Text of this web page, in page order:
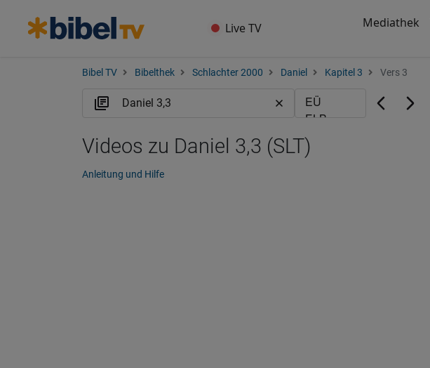
Live TV Mediathek
Bibel TV Bibelthek Schlachter 2000 Daniel Kapitel 3 Vers 3
Videos zu Daniel 3,3 (SLT)
Anleitung und Hilfe